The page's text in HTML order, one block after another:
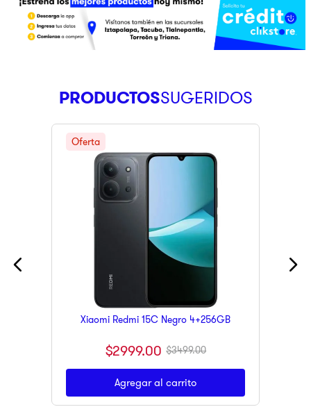
PRODUCTOS
Xiaomi Redmi 15C Negro 4+256GB
$2999.00 $3499.00
Agregar al carrito